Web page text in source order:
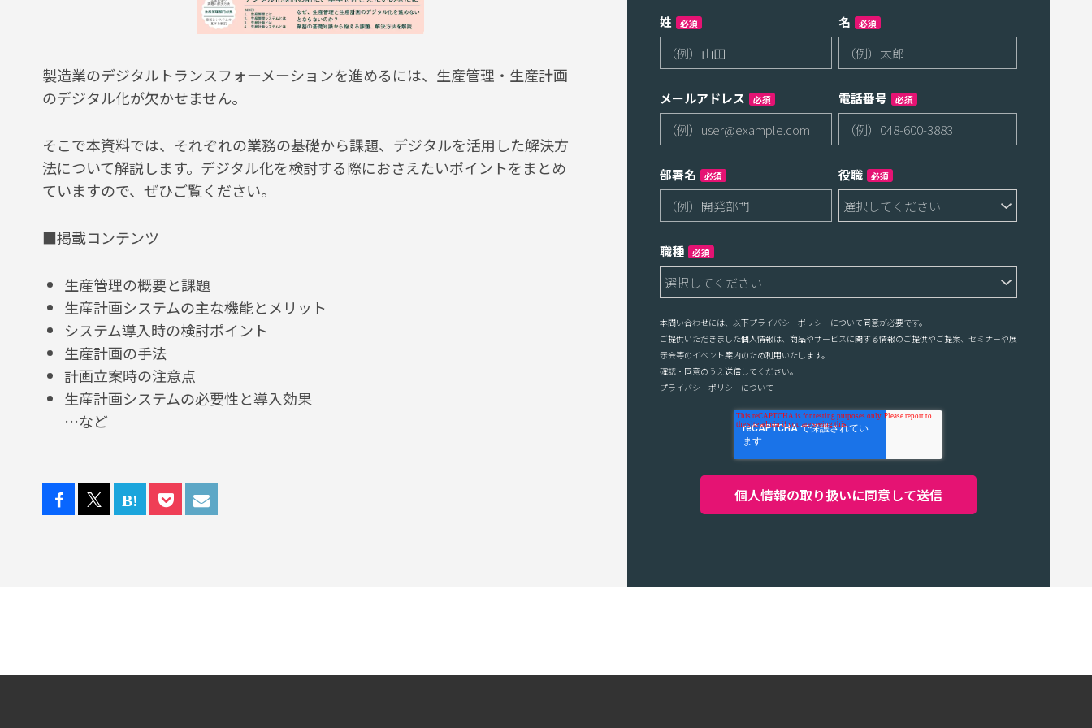
製造業のデジタルトランスフォーメーションを進めるには、生産管理・生産計画
のデジタル化が欠かせません。
そこで本資料では、それぞれの業務の基礎から課題、デジタルを活用した解決方
法について解説します。デジタル化を検討する際におさえたいポイントをまとめ
ていますので、ぜひご覧ください。
■掲載コンテンツ
生産管理の概要と課題
生産計画システムの主な機能とメリット
システム導入時の検討ポイント
生産計画の手法
計画立案時の注意点
生産計画システムの必要性と導入効果
…など
姓 必須 名 必須
メールアドレス 必須 電話番号 必須
部署名 必須 役職 必須
職種 必須
本問い合わせには、以下プライバシーポリシーについて同意が必要です。
ご提供いただきました個人情報は、商品やサービスに関する情報のご提供やご提案、セミナーや展
示会等のイベント案内のため利用いたします。
確認・同意のうえ送信してください。
プライバシーポリシーについて